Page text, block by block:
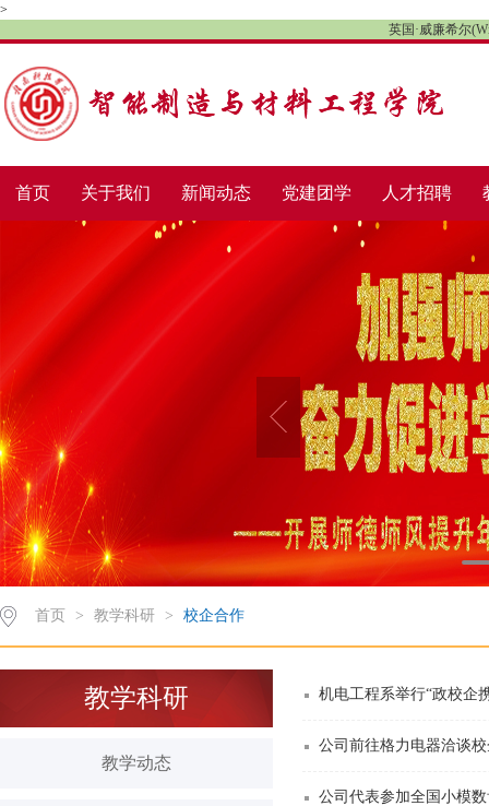
>
英国·威廉希尔
首页 关于我们 新闻动态 党建团学 人才招聘
首页 > 教学科研 > 校企合作
教学科研
教学动态
机电工程系举行“政校企
公司前往格力电器洽谈
公司代表参加全国小模